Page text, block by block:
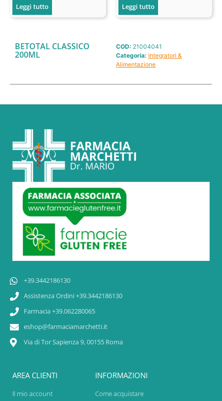
Leggi tutto Leggi tutto
BETOTAL CLASSICO
200ML
COD: 21004041
Categoria: Integratori &
Alimentazione
+39.3442186130
Assistenza Ordini +39.3442186130
Farmacia +39.062280065
eshop@farmaciamarchetti.it
Via di Tor Sapienza 9, 00155 Roma
AREA CLIENTI
Il mio account
INFORMAZIONI
Come acquistare